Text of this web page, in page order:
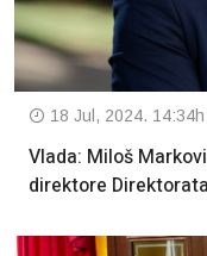
18 Jul, 2024. 14:34h
Vlada: Miloš
direktore